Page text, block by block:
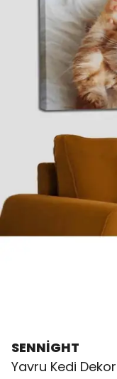
SENNİGHT
Yavru Kedi